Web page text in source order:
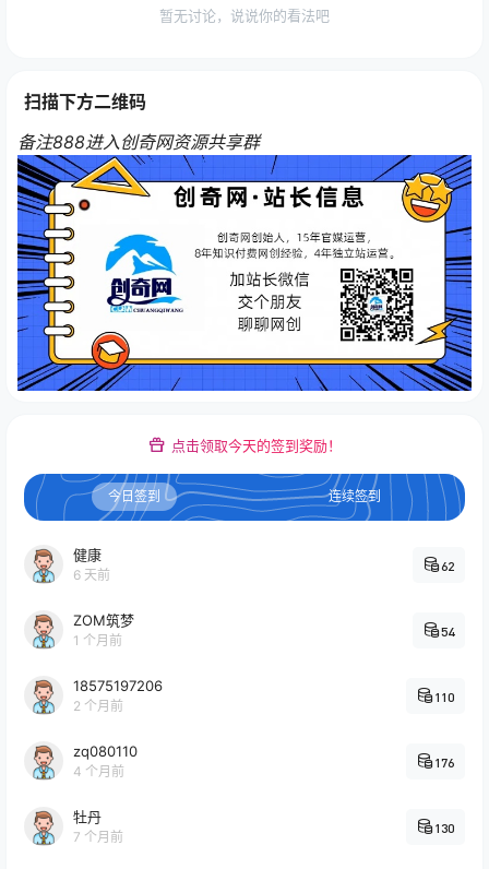
暂无讨论，说说你的看法吧
扫描下方二维码
备注888进入创奇网资源共享群
点击领取今天的签到奖励！
今日签到 连续签到
健康
6 天前
62
ZOM筑梦
1 个月前
54
18575197206
2 个月前
110
zq080110
4 个月前
176
牡丹
7 个月前
130